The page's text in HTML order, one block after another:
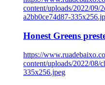
content/uploads/2022/09/
a2bb0ce74d87-
Honest Greens
https://
content/uploads/2022/08/
335x256.jpeg